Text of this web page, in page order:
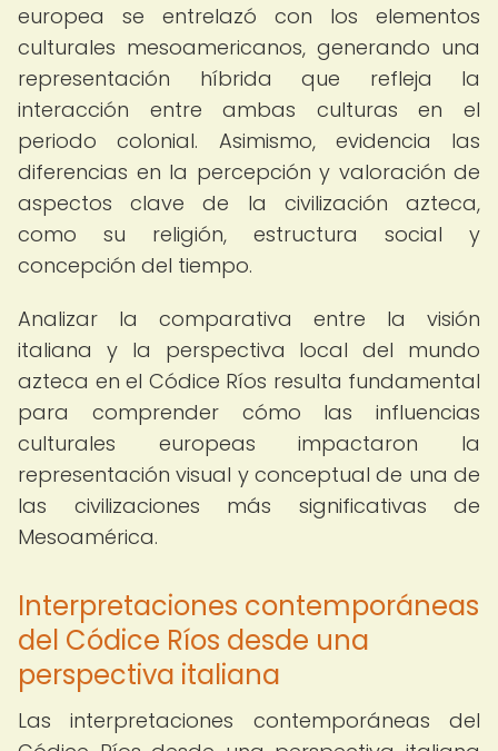
europea se entrelazó con los elementos
culturales mesoamericanos, generando una
representación híbrida que refleja la
interacción entre ambas culturas en el
periodo colonial. Asimismo, evidencia las
diferencias en la percepción y valoración de
aspectos clave de la civilización azteca,
como su religión, estructura social y
concepción del tiempo.
Analizar la comparativa entre la visión
italiana y la perspectiva local del mundo
azteca en el Códice Ríos resulta fundamental
para comprender cómo las influencias
culturales europeas impactaron la
representación visual y conceptual de una de
las civilizaciones más significativas de
Mesoamérica.
Interpretaciones contemporáneas
del Códice Ríos desde una
perspectiva italiana
Las interpretaciones contemporáneas del